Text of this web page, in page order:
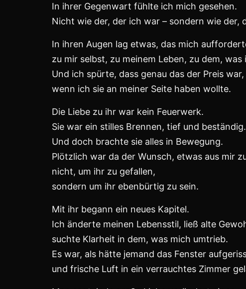
Denn Veränderung heißt auch, Abschied zu
von alten Mustern, vom Alkohol, von den
die man so lange mit sich herumträgt.
Aber ich wusste:
Wenn ich sie halten will, muss ich ehrlich
Und ich wurde ehrlich – zu ihr, zu mir.
Diese Liebe war kein Rausch, sondern ein Weg.
Ein Weg, der mich durch Höhen und Tiefen
aber am Ende zu mir selbst.
Es gab sogar mal Streit, ja.
Und Momente, in denen ich dachte, alles
und das Schweigen war voller Wärme.
Manchmal, wenn ich heute an sie denke,
weiß ich, dass diese Zeit meine eigentliche
Sie war die Frau, die mir half, mein Leben neu